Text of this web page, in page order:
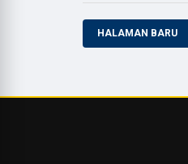
HALAMAN BARU